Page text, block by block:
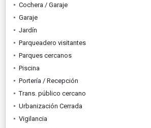
Cochera / Garaje
Garaje
Jardín
Parqueadero visitantes
Parques cercanos
Piscina
Portería / Recepción
Trans. público cercano
Urbanización Cerrada
Vigilancia